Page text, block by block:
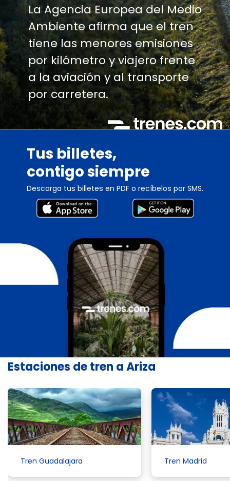
La Agencia Europea del Medio
Ambiente afirma que el tren
tiene las menores emisiones
por kilómetro y viajero frente
a la aviación y al transporte
por carretera.
Tus billetes,
contigo siempre
Descarga tus billetes en PDF o recíbelos por SMS.
Estaciones de tren a Ariza
Tren Guadalajara Tren Madrid